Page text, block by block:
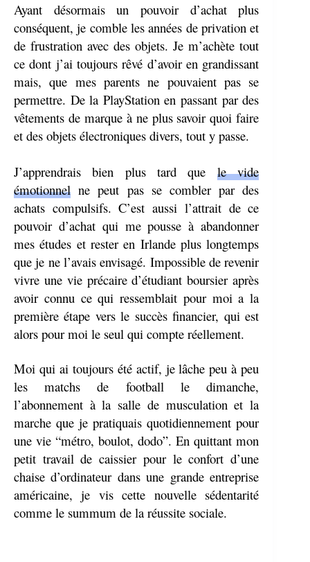
Ayant désormais un pouvoir d’achat plus
conséquent, je comble les années de privation et
de frustration avec des objets. Je m’achète tout
ce dont j’ai toujours rêvé d’avoir en grandissant
mais, que mes parents ne pouvaient pas se
permettre. De la PlayStation en passant par des
vêtements de marque à ne plus savoir quoi faire
et des objets électroniques divers, tout y passe.
J’apprendrais bien plus tard que
le vide
émotionnel ne peut pas se combler par des
achats compulsifs. C’est aussi l’attrait de ce
pouvoir d’achat qui me pousse à abandonner
mes études et rester en Irlande plus longtemps
que je ne l’avais envisagé. Impossible de revenir
vivre une vie précaire d’étudiant boursier après
avoir connu ce qui ressemblait pour moi a la
première étape vers le succès financier, qui est
alors pour moi le seul qui compte réellement.
Moi qui ai toujours été actif, je lâche peu à peu
les matchs de football le dimanche,
l’abonnement à la salle de musculation et la
marche que je pratiquais quotidiennement pour
une vie “métro, boulot, dodo”. En quittant mon
petit travail de caissier pour le confort d’une
chaise d’ordinateur dans une grande entreprise
américaine, je vis cette nouvelle sédentarité
comme le summum de la réussite sociale.